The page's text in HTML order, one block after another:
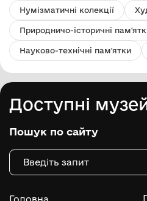
Нумізматичні колекції
Природничо-історичні
Науково-технічні пам'ятки
Доступні
Пошук по сайту